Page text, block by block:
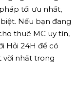
tối ưu nhất,
Nếu bạn đang
thuê MC uy tín,
Hỏi 24H để có
vời nhất trong